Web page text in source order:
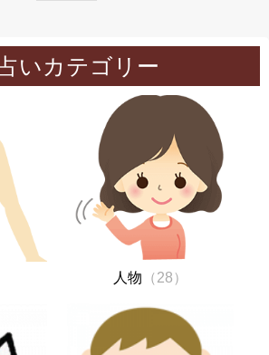
いカテゴリー
人物 （28）